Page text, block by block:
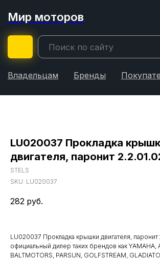
Мир моторов
Владельцам Бренды
LU020037 Прокладка
двигателя, паронит
STELS
SKU: LU020037
282 руб.
LU020037 Прокладка крышки двигателя,
официальный дилер таких брендов как YAMAHA,
BALTMOTORS, PARSUN, GOLFSTREAM,